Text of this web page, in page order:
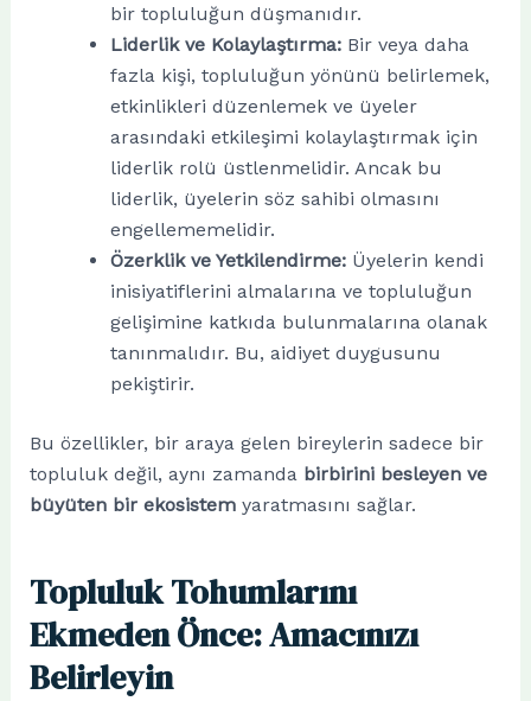
bir topluluğun düşmanıdır.
Liderlik ve Kolaylaştırma:Bir veya daha
fazla kişi, topluluğun yönünü belirlemek,
etkinlikleri düzenlemek ve üyeler
arasındaki etkileşimi kolaylaştırmak için
liderlik rolü üstlenmelidir. Ancak bu
liderlik, üyelerin söz sahibi olmasını
engellememelidir.
Özerklik ve Yetkilendirme:Üyelerin kendi
inisiyatiflerini almalarına ve topluluğun
gelişimine katkıda bulunmalarına olanak
tanınmalıdır. Bu, aidiyet duygusunu
pekiştirir.
Bu özellikler, bir araya gelen bireylerin sadece bir
topluluk değil, aynı zamanda birbirini besleyen ve
büyüten bir ekosistemyaratmasını sağlar.
Topluluk Tohumlarını
Ekmeden Önce: Amacınızı
Belirleyin